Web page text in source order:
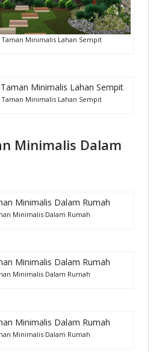
Minimalis Lahan Sempit
Minimalis Lahan Sempit
Minimalis Dalam
Minimalis Dalam Rumah
Minimalis Dalam Rumah
Minimalis Dalam Rumah